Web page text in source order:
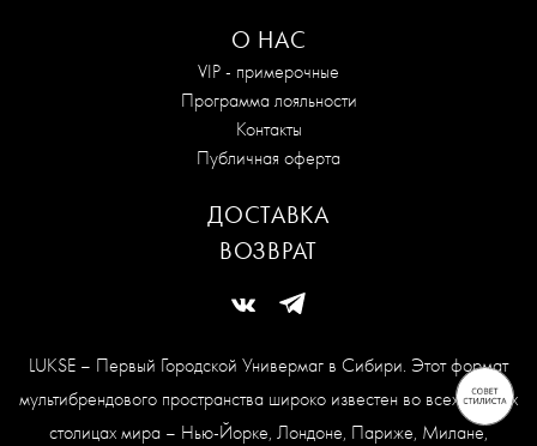
LUKSE – Первый Городской Универмаг в Сибири. Этот формат
мультибрендового пространства широко известен во всех модных
столицах мира – Нью-Йорке, Лондоне, Париже, Милане,
О НАС
VIP - примерочные
Программа лояльности
Контакты
Публичная оферта
ДОСТАВКА
ВОЗВРАТ